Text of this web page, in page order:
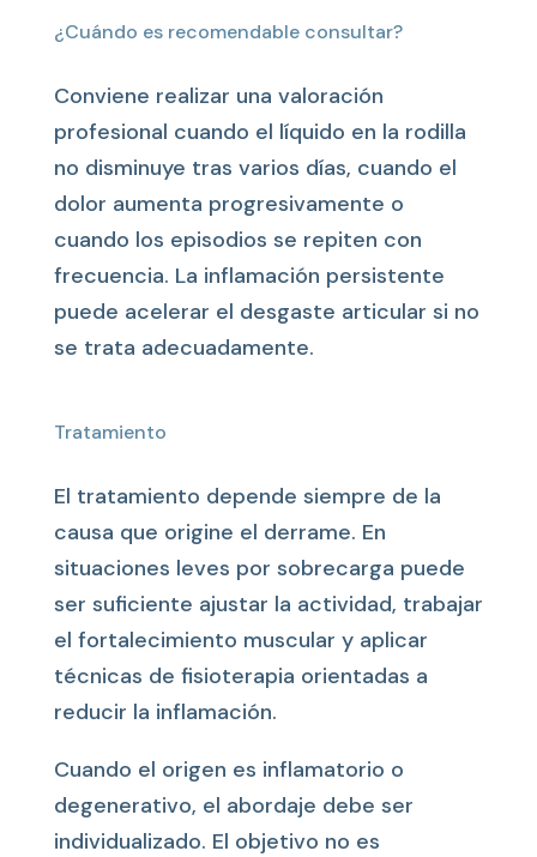
¿Cuándo es recomendable consultar?
Conviene realizar una valoración
profesional cuando el líquido en la rodilla
no disminuye tras varios días, cuando el
dolor aumenta progresivamente o
cuando los episodios se repiten con
frecuencia. La inflamación persistente
puede acelerar el desgaste articular si no
se trata adecuadamente.
Tratamiento
El tratamiento depende siempre de la
causa que origine el derrame. En
situaciones leves por sobrecarga puede
ser suficiente ajustar la actividad, trabajar
el fortalecimiento muscular y aplicar
técnicas de fisioterapia orientadas a
reducir la inflamación.
Cuando el origen es inflamatorio o
degenerativo, el abordaje debe ser
individualizado. El objetivo no es